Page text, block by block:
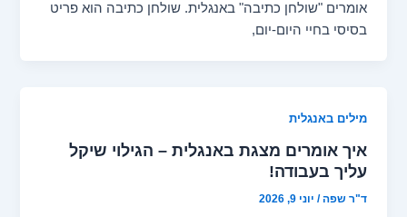
אומרים "שולחן כתיבה" באנגלית. שולחן כתיבה הוא פריט
בסיסי בחיי היום-יום,
מילים באנגלית
איך אומרים מצגת באנגלית – הגילוי שיקל
עליך בעבודה!
ד"ר שפה/ יוני 9, 2026